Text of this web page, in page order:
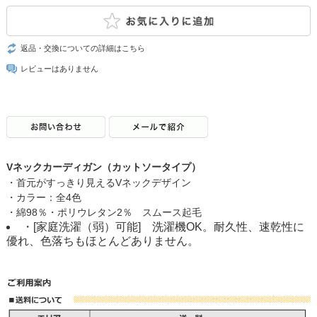
返品・交換についての詳細はこちら
レビューはありません
Vネックカーディガン（カットソータイプ）
・首元がすっきり見えるVネックデザイン
・カラー：全4色
・綿98％・ポリウレタン2％ スムース起毛
・[家庭洗濯（弱）可能] 洗濯機OK。耐久性、速乾性に
優れ、色落ちもほとんどありません。